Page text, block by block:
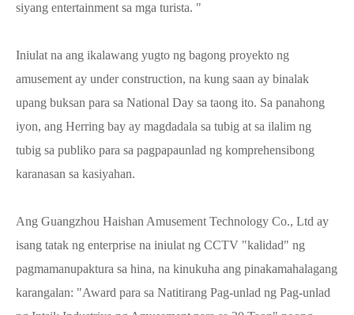
siyang entertainment sa mga turista. "
Iniulat na ang ikalawang yugto ng bagong proyekto ng
amusement ay under construction, na kung saan ay binalak
upang buksan para sa National Day sa taong ito. Sa panahong
iyon, ang Herring bay ay magdadala sa tubig at sa ilalim ng
tubig sa publiko para sa pagpapaunlad ng komprehensibong
karanasan sa kasiyahan.
Ang Guangzhou Haishan Amusement Technology Co., Ltd ay
isang tatak ng enterprise na iniulat ng CCTV "kalidad" ng
pagmamanupaktura sa hina, na kinukuha ang pinakamahalagang
karangalan: "Award para sa Natitirang Pag-unlad ng Pag-unlad